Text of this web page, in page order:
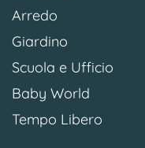
Arredo
Giardino
Scuola e Ufficio
Baby World
Tempo Libero